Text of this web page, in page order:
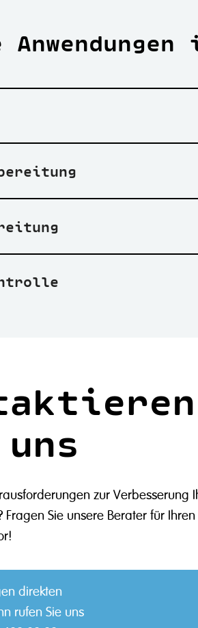
zur Verbesserung
Fragen Sie unsere Berater für Ihren
direkten
rufen Sie uns